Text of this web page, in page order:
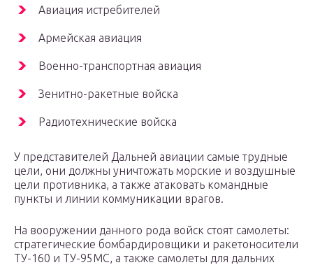
Авиация истребителей
Армейская авиация
Военно-транспортная авиация
Зенитно-ракетные войска
Радиотехнические войска
У представителей Дальней авиации самые трудные
цели, они должны уничтожать морские и воздушные
цели противника, а также атаковать командные
пункты и линии коммуникации врагов.
На вооружении данного рода войск стоят самолеты:
стратегические бомбардировщики и ракетоносители
ТУ-160 и ТУ-95МС, а также самолеты для дальних